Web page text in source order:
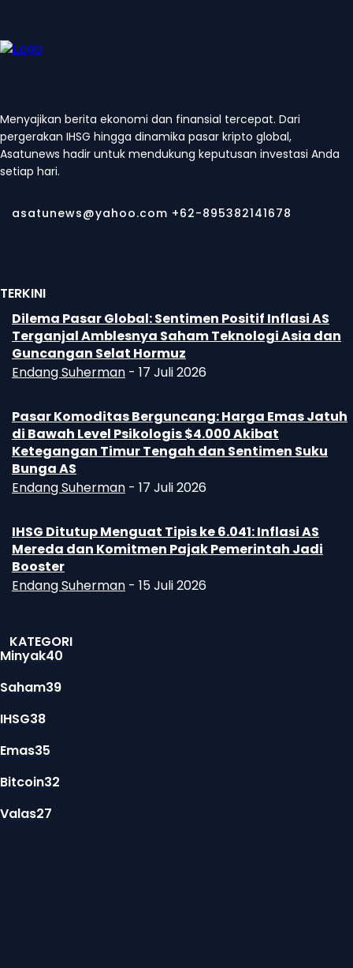
Menyajikan berita ekonomi dan finansial tercepat. Dari
pergerakan IHSG hingga dinamika pasar kripto global,
Asatunews hadir untuk mendukung keputusan investasi Anda
setiap hari.
asatunews@yahoo.com +62-895382141678
TERKINI
Dilema Pasar Global: Sentimen Positif Inflasi AS
Terganjal Amblesnya Saham Teknologi Asia dan
Guncangan Selat Hormuz
Endang Suherman - 17 Juli 2026
Pasar Komoditas Berguncang: Harga Emas Jatuh
di Bawah Level Psikologis $4.000 Akibat
Ketegangan Timur Tengah dan Sentimen Suku
Bunga AS
Endang Suherman - 17 Juli 2026
IHSG Ditutup Menguat Tipis ke 6.041: Inflasi AS
Mereda dan Komitmen Pajak Pemerintah Jadi
Booster
Endang Suherman - 15 Juli 2026
KATEGORI
Minyak40
Saham39
IHSG38
Emas35
Bitcoin32
Valas27